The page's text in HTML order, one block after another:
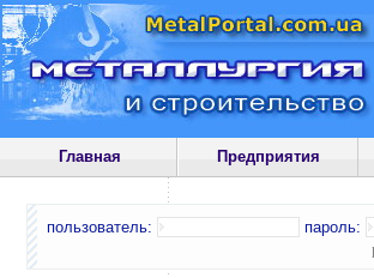
Главная Предприятия
пользователь:
пароль: